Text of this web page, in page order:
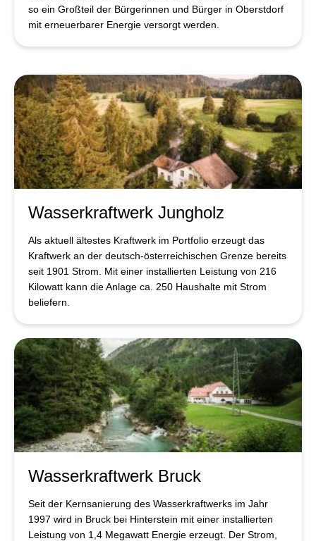
so ein Großteil der Bürgerinnen und Bürger in Oberstdorf
mit erneuerbarer Energie versorgt werden.
Wasserkraftwerk Jungholz
Als aktuell ältestes Kraftwerk im Portfolio erzeugt das
Kraftwerk an der deutsch-österreichischen Grenze bereits
seit 1901 Strom. Mit einer installierten Leistung von 216
Kilowatt kann die Anlage ca. 250 Haushalte mit Strom
beliefern.
Wasserkraftwerk Bruck
Seit der Kernsanierung des Wasserkraftwerks im Jahr
1997 wird in Bruck bei Hinterstein mit einer installierten
Leistung von 1,4 Megawatt Energie erzeugt. Der Strom,